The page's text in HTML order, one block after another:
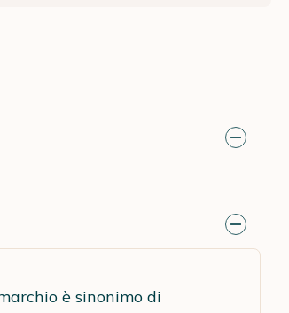
è sinonimo di